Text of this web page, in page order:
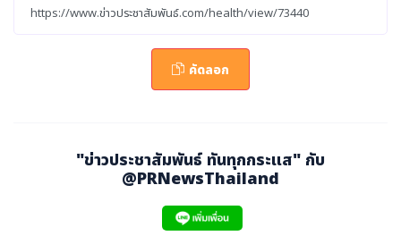
ยวหรือสองขั้นตอนตามความเหมาะสมของการใช้งาน จุดเด่น
Bwellคือการได้รับการรับรองมาตรฐาน
ซึ่งเป็นมาตรฐานระดับสากลที่การันตี
สำหรับกลุ่มผลิตภัณฑ์เครื่องทำน้ำอุ่นและน้ำร้อน Bwell มีจุด
บประกันนานถึง 10 ปี ระบบตัดการทำงานอัตโนมัติ 2 ชั้น และ
คัดลอก
"ข่าวประชาสัมพันธ์ ทันทุกกระแส" กับ
@PRNewsThailand